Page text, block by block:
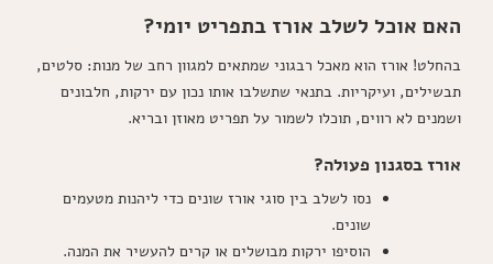
האם אוכל לשלב אורז בתפריט יומי?
בהחלט! אורז הוא מאכל רבגוני שמתאים למגוון רחב של מנות: סלטים,
תבשילים, ועיקריות. בתנאי שתשלבו אותו נכון עם ירקות, חלבונים
ושמנים לא רווים, תוכלו לשמור על תפריט מאוזן ובריא.
אורז בסגנון פעולה?
נסו לשלב בין סוגי אורז שונים כדי ליהנות מטעמים
שונים.
הוסיפו ירקות מבושלים או קרים להעשיר את המנה.